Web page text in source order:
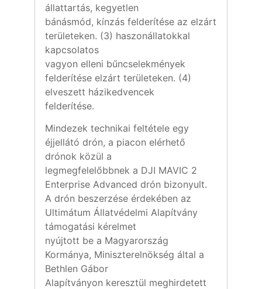
állattartás, kegyetlen
bánásmód, kínzás felderítése az elzárt
területeken. (3) haszonállatokkal
kapcsolatos
vagyon elleni bűncselekmények
felderítése elzárt területeken. (4)
elveszett házikedvencek
felderítése.
Mindezek technikai feltétele egy
éjjellátó drón, a piacon elérhető
drónok közül a
legmegfelelőbbnek a DJI MAVIC 2
Enterprise Advanced drón bizonyult.
A drón beszerzése érdekében az
Ultimátum Állatvédelmi Alapítvány
támogatási kérelmet
nyújtott be a Magyarország
Kormánya, Miniszterelnökség által a
Bethlen Gábor
Alapítványon keresztül meghirdetett